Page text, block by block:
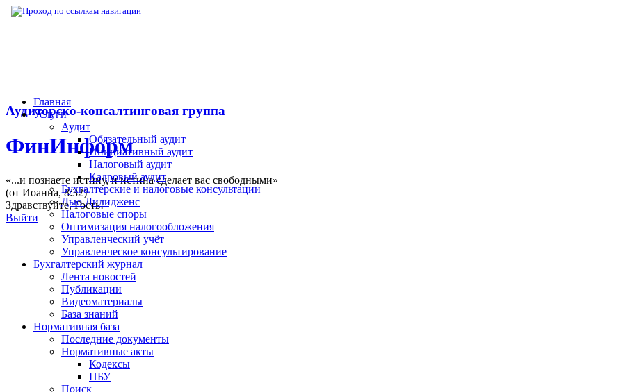
Аудиторско-консалтинговая группа
ФинИнформ
«...и познаете истину, и истина сделает вас свободными»
(от Иоанна, 8:32)
Здравствуйте,Гость!
Выйти
Главная
Услуги
Аудит
Обязательный аудит
Инициативный аудит
Налоговый аудит
Кадровый аудит
Бухгалтерские и налоговые консультации
Дью Дилидженс
Налоговые споры
Оптимизация налогообложения
Управленческий учёт
Управленческое консультирование
Бухгалтерский журнал
Лента новостей
Публикации
Видеоматериалы
База знаний
Нормативная база
Последние документы
Нормативные акты
Кодексы
ПБУ
Поиск